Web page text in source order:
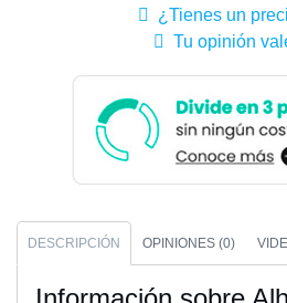
¿Tienes un
Tu opinión
DESCRIPCIÓN OPINIONES (0)